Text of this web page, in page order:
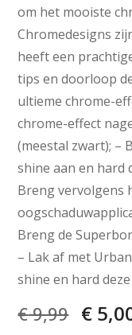
om het mooiste
Chromedesigns
heeft een
tips en doorloop
ultieme chrome-
chrome-effect
(meestal zwart); –
shine aan en hard
Breng vervolgens
Breng de
– Lak af met
shine en hard
€9,99 €